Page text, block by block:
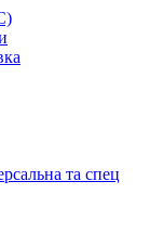
та спец